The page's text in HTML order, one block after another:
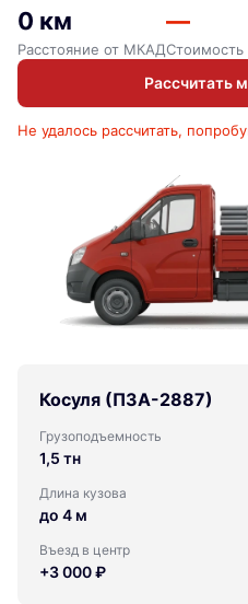
0 км
Расстояние от МКАД
—
Стоимость
Рассчитать
Не удалось рассчитать,
Косуля (ПЗА-2887)
Грузоподъемность
1,5 тн
Длина кузова
до 4 м
Въезд в центр
+3 000 ₽